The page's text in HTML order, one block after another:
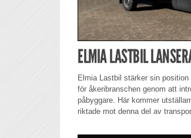
ELMIA LASTBIL
Elmia Lastbil stärker sin
för åkeribranschen genom att
påbyggare. Här kommer
riktade mot denna del av